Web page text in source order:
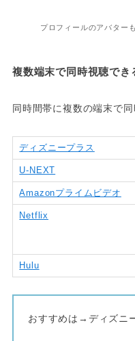
プロフィールのアバター
複数端末で同時視聴でき
同時間帯に複数の端末で
ディズニープラス
U-NEXT
Amazonプライムビデオ
Netflix
Hulu
おすすめは→ディズニ